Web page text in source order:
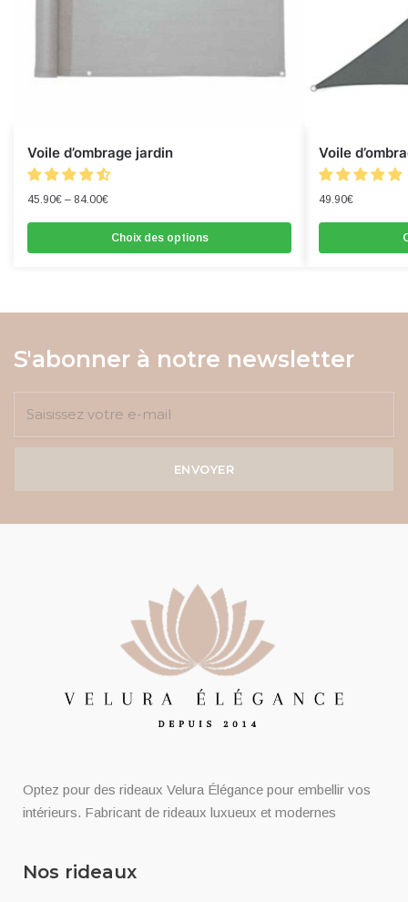
Voile d’ombrage jardin
45.90€ – 84.00€
Choix des options
Voile
49.90€
S'abonner à notre newsletter
ENVOYER
Optez pour des rideaux Velura Élégance pour embellir vos
intérieurs. Fabricant de rideaux luxueux et modernes
Nos rideaux